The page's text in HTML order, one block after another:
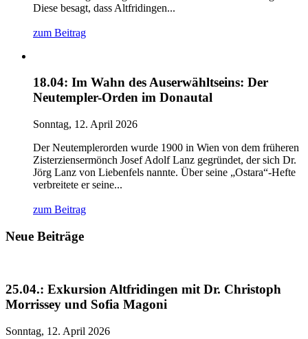
Diese besagt, dass Altfridingen...
zum Beitrag
18.04: Im Wahn des Auserwähltseins: Der
Neutempler-Orden im Donautal
Sonntag, 12. April 2026
Der Neutemplerorden wurde 1900 in Wien von dem früheren
Zisterziensermönch Josef Adolf Lanz gegründet, der sich Dr.
Jörg Lanz von Liebenfels nannte. Über seine „Ostara“-Hefte
verbreitete er seine...
zum Beitrag
Neue Beiträge
25.04.: Exkursion Altfridingen mit Dr. Christoph
Morrissey und Sofia Magoni
Sonntag, 12. April 2026